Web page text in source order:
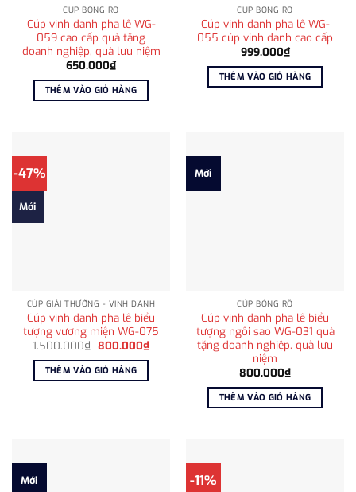
CÚP BÓNG RỔ
Cúp vinh danh pha lê WG-
059 cao cấp quà tặng
doanh nghiệp, quà lưu niệm
650.000₫
THÊM VÀO GIỎ HÀNG
CÚP BÓNG RỔ
Cúp vinh danh pha lê WG-
055 cúp vinh danh cao cấp
999.000₫
THÊM VÀO GIỎ HÀNG
-47%
Mới
CÚP GIẢI THƯỞNG - VINH DANH
Cúp vinh danh pha lê biểu
tượng vương miện WG-075
1.500.000₫ Giá
là:
1.500.000₫.
800.000₫Giá
hiện
800.000₫.
THÊM VÀO GIỎ HÀNG
Mới
CÚP BÓNG RỔ
Cúp vinh danh pha lê biểu
tượng ngôi sao WG-031 quà
tặng doanh nghiệp, quà lưu
niệm
800.000₫
THÊM VÀO GIỎ HÀNG
Mới -11%